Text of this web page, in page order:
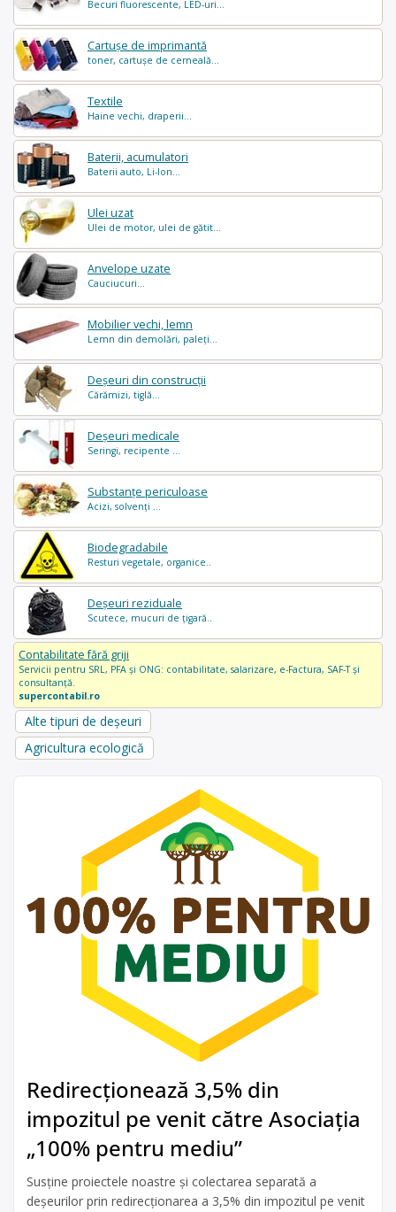
Becuri fluorescente, LED-uri...
Cartușe de imprimantă
toner, cartușe de cerneală...
Textile
Haine vechi, draperii...
Baterii, acumulatori
Baterii auto, Li-Ion...
Ulei uzat
Ulei de motor, ulei de gătit...
Anvelope uzate
Cauciucuri...
Mobilier vechi, lemn
Lemn din demolări, paleți...
Deșeuri din construcții
Cărămizi, tiglă...
Deșeuri medicale
Seringi, recipente ...
Substanțe periculoase
Acizi, solvenți ...
Biodegradabile
Resturi vegetale, organice..
Deșeuri reziduale
Scutece, mucuri de țigară..
Contabilitate fără griji
Servicii pentru SRL, PFA și ONG: contabilitate, salarizare, e-Factura, SAF-T și
consultanță.
supercontabil.ro
Alte tipuri de deșeuri
Agricultura ecologică
Redirecționează 3,5% din
impozitul pe venit către Asociația
„100% pentru mediu”
Susține proiectele noastre și colectarea separată a
deșeurilor prin redirecționarea a 3,5% din impozitul pe venit